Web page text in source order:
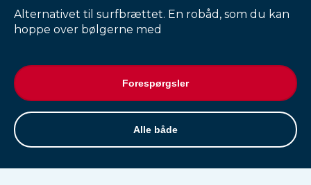
Alternativet til surfbrættet. En robåd, som du kan
hoppe over bølgerne med
Forespørgsler
Alle både